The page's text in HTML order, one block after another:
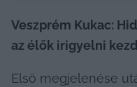
Veszprém Kukac:
az élők irigyelni
Első megjelenése